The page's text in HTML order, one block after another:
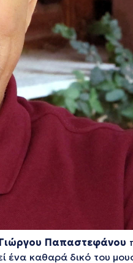
Γιώργου Παπαστεφάνου
ένα καθαρά δικό του